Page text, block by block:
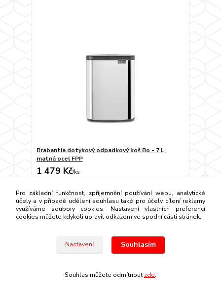
Brabantia dotykový odpadkový koš Bo - 7 L,
matná ocel FPP
1 479 Kč/ks
do 14 dnů
Přidat do košíku
Pro základní funkčnost, zpříjemnění používání webu, analytické
účely a v případě udělení souhlasu také pro účely cílení reklamy
využíváme soubory cookies. Nastavení vlastních preferencí
cookies můžete kdykoli upravit odkazem ve spodní části stránek.
Nastavení Souhlasím
Souhlas můžete odmítnout zde.